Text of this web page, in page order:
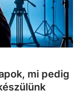
mi pedig